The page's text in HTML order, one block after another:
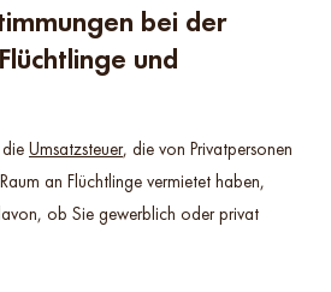
bei der
und
Umsatzsteuer, die von Privatpersonen
an Flüchtlinge vermietet haben,
ob Sie gewerblich oder privat